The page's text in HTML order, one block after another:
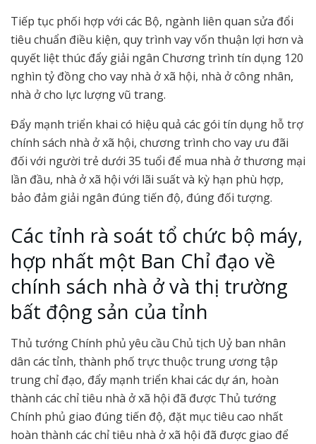
Tiếp tục phối hợp với các Bộ, ngành liên quan sửa đổi
tiêu chuẩn điều kiện, quy trình vay vốn thuận lợi hơn và
quyết liệt thúc đẩy giải ngân Chương trình tín dụng 120
nghìn tỷ đồng cho vay nhà ở xã hội, nhà ở công nhân,
nhà ở cho lực lượng vũ trang.
Đẩy mạnh triển khai có hiệu quả các gói tín dụng hỗ trợ
chính sách nhà ở xã hội, chương trình cho vay ưu đãi
đối với người trẻ dưới 35 tuổi để mua nhà ở thương mại
lần đầu, nhà ở xã hội với lãi suất và kỳ hạn phù hợp,
bảo đảm giải ngân đúng tiến độ, đúng đối tượng.
Các tỉnh rà soát tổ chức bộ máy,
hợp nhất một Ban Chỉ đạo về
chính sách nhà ở và thị trường
bất động sản của tỉnh
Thủ tướng Chính phủ yêu cầu Chủ tịch Uỷ ban nhân
dân các tỉnh, thành phố trực thuộc trung ương tập
trung chỉ đạo, đẩy mạnh triển khai các dự án, hoàn
thành các chỉ tiêu nhà ở xã hội đã được Thủ tướng
Chính phủ giao đúng tiến độ, đặt mục tiêu cao nhất
hoàn thành các chỉ tiêu nhà ở xã hội đã được giao để